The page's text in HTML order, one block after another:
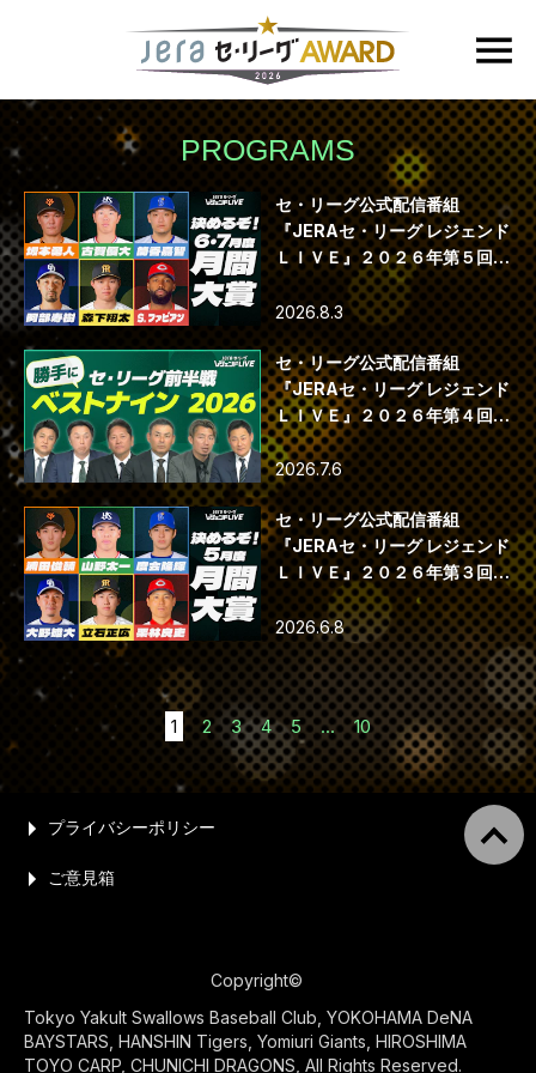
PROGRAMS
セ・リーグ公式配信番組
『JERAセ・リーグ レジェンド
ＬＩＶＥ』２０２６年第５回配
信
2026.8.3
セ・リーグ公式配信番組
『JERAセ・リーグ レジェンド
ＬＩＶＥ』２０２６年第４回配
信
2026.7.6
セ・リーグ公式配信番組
『JERAセ・リーグ レジェンド
ＬＩＶＥ』２０２６年第３回配
信
2026.6.8
1 2 3 4 5 ... 10
プライバシーポリシー
ご意見箱
Copyright©
Tokyo Yakult Swallows Baseball Club, YOKOHAMA DeNA
BAYSTARS, HANSHIN Tigers, Yomiuri Giants, HIROSHIMA
TOYO CARP, CHUNICHI DRAGONS, All Rights Reserved.